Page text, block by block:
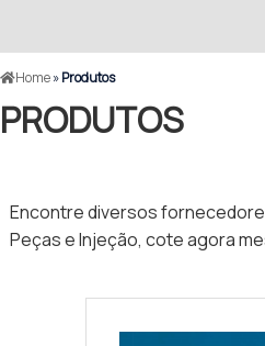
Home»Produtos
PRODUTOS
Encontre diversos
Peças e Injeção, cote agora